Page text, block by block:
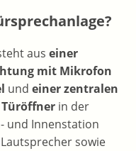
aus einer
mit Mikrofon
und einer zentralen
in der
und Innenstation
sowie